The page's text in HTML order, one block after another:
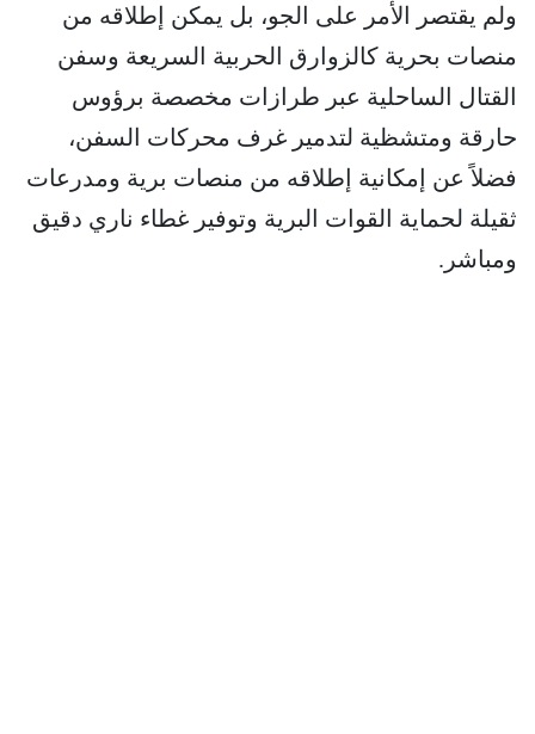
ولم يقتصر الأمر على الجو، بل يمكن إطلاقه من
منصات بحرية كالزوارق الحربية السريعة وسفن
القتال الساحلية عبر طرازات مخصصة برؤوس
حارقة ومتشظية لتدمير غرف محركات السفن،
فضلاً عن إمكانية إطلاقه من منصات برية ومدرعات
ثقيلة لحماية القوات البرية وتوفير غطاء ناري دقيق
ومباشر.